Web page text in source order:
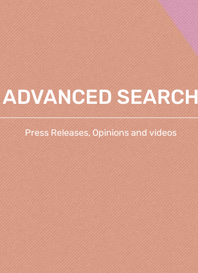
ADVANCED SEARCH
Press Releases, Opinions and videos